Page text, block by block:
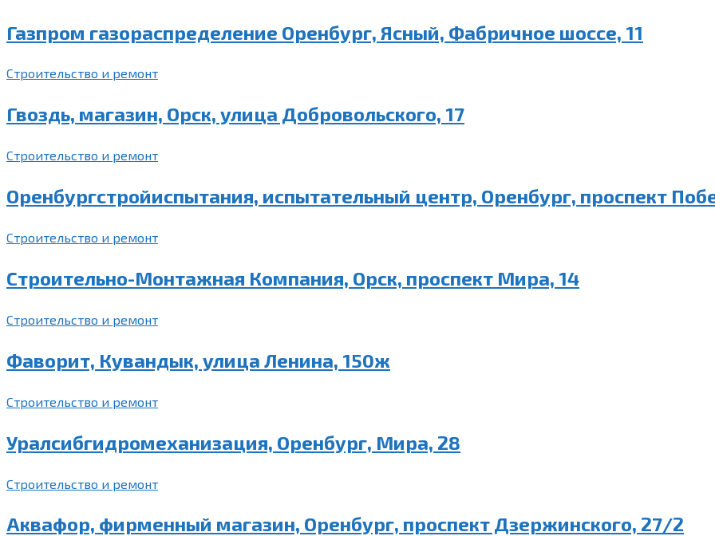
Газпром газораспределение Оренбург, Ясный, Фабричное шоссе, 11
Строительство и ремонт
Гвоздь, магазин, Орск, улица Добровольского, 17
Строительство и ремонт
Оренбургстройиспытания, испытательный центр, Оренбург, проспект
Строительство и ремонт
Строительно-Монтажная Компания, Орск, проспект Мира, 14
Строительство и ремонт
Фаворит, Кувандык, улица Ленина, 150ж
Строительство и ремонт
Уралсибгидромеханизация, Оренбург, Мира, 28
Строительство и ремонт
Аквафор, фирменный магазин, Оренбург, проспект Дзержинского, 27/2